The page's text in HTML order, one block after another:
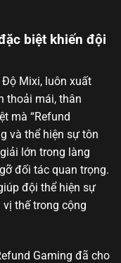
biệt khiến đội
Mixi, luôn xuất
thoải mái, thân
mà “Refund
và thể hiện sự tôn
lớn trong làng
đối tác quan trọng.
đội thể hiện sự
thế trong cộng
Gaming đã cho